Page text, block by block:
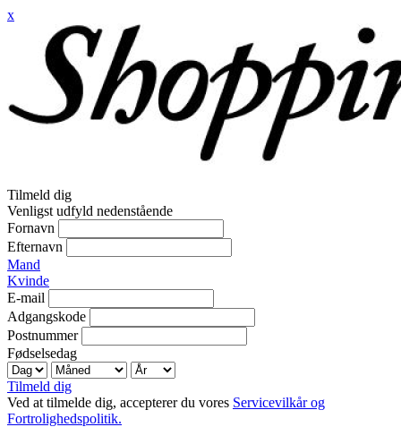
x
Tilmeld dig
Venligst udfyld nedenstående
Fornavn
Efternavn
Mand
Kvinde
E-mail
Adgangskode
Postnummer
Fødselsedag
Tilmeld dig
Ved at tilmelde dig, accepterer du vores Servicevilkår og
Fortrolighedspolitik.